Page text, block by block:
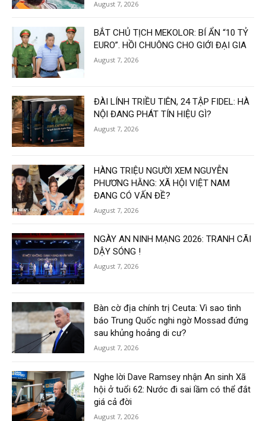
August 7, 2026
BẮT CHỦ TỊCH MEKOLOR: BÍ ẨN “10 TỶ
EURO”. HỒI CHUÔNG CHO GIỚI ĐẠI GIA
August 7, 2026
ĐÀI LÍNH TRIỀU TIÊN, 24 TẬP FIDEL: HÀ
NỘI ĐANG PHÁT TÍN HIỆU GÌ?
August 7, 2026
HÀNG TRIỆU NGƯỜI XEM NGUYỄN
PHƯƠNG HẰNG: XÃ HỘI VIỆT NAM
ĐANG CÓ VẤN ĐỀ?
August 7, 2026
NGÀY AN NINH MẠNG 2026: TRANH CÃI
DẬY SÓNG !
August 7, 2026
Bàn cờ địa chính trị Ceuta: Vì sao tình
báo Trung Quốc nghi ngờ Mossad đứng
sau khủng hoảng di cư?
August 7, 2026
Nghe lời Dave Ramsey nhận An sinh Xã
hội ở tuổi 62: Nước đi sai lầm có thể đắt
giá cả đời
August 7, 2026